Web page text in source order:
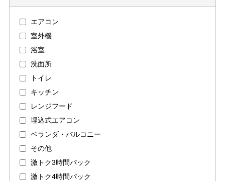
エアコン
室外機
浴室
洗面所
トイレ
キッチン
レンジフード
埋込式エアコン
ベランダ・バルコニー
その他
激トク3時間パック
激トク4時間パック